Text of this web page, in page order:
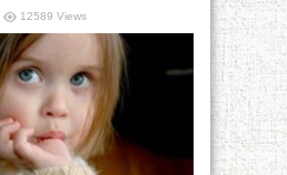
12589 Views